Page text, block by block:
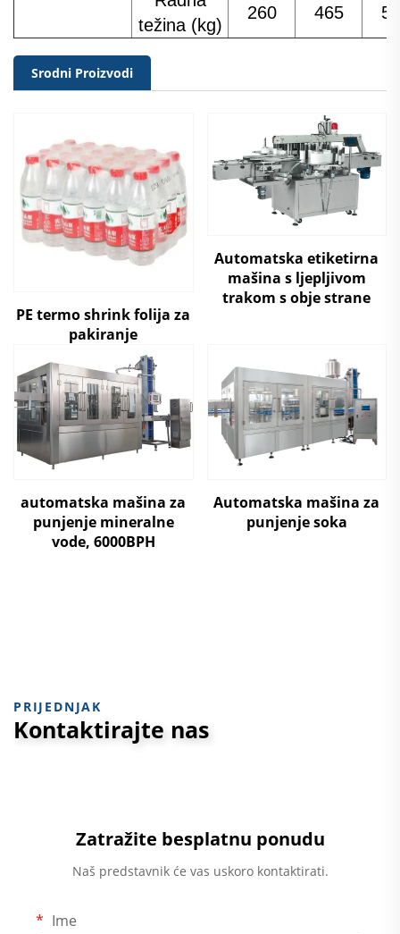
težina (kg)
260 465
Srodni Proizvodi
PE termo shrink folija za
pakiranje
Automatska etiketirna
mašina s ljepljivom
trakom s obje strane
automatska mašina za
punjenje mineralne
vode, 6000BPH
Automatska mašina za
punjenje soka
PRIJEDNJAK
Kontaktirajte nas
Zatražite besplatnu ponudu
Naš predstavnik će vas uskoro kontaktirati.
Ime